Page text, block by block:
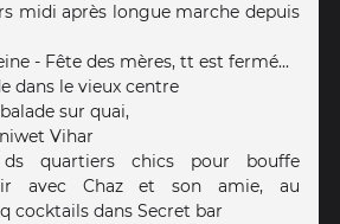
midi après longue marche depuis
- Fête des mères, tt est fermé...
dans le vieux centre
sur quai,
Vihar
quartiers chics pour bouffe
avec Chaz et son amie, au
cocktails dans Secret bar